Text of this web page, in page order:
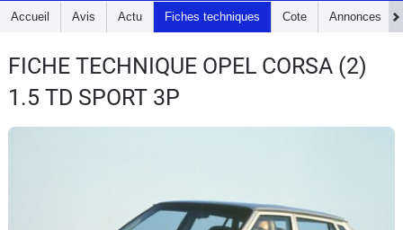
Essais
Guide
Accueil Avis Actu Fiches techniques Cote Annonces
FICHE TECHNIQUE OPEL CORSA (2)
1.5 TD SPORT 3P